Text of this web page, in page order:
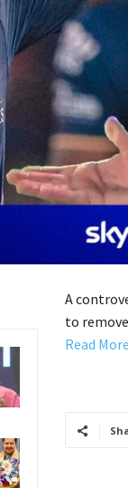
A
to
Read More